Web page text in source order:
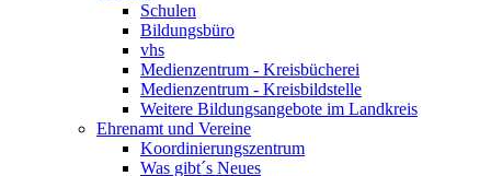
Schulen
Bildungsbüro
vhs
Medienzentrum - Kreisbücherei
Medienzentrum - Kreisbildstelle
Weitere Bildungsangebote im Landkreis
Ehrenamt und Vereine
Koordinierungszentrum
Was gibt´s Neues